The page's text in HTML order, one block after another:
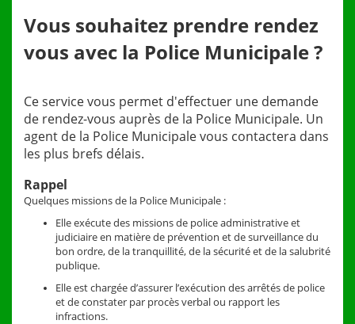
Vous souhaitez prendre rendez
vous avec la Police Municipale ?
Ce service vous permet d'effectuer une demande
de rendez-vous auprès de la Police Municipale. Un
agent de la Police Municipale vous contactera dans
les plus brefs délais.
Rappel
Quelques missions de la Police Municipale :
Elle exécute des missions de police administrative et
judiciaire en matière de prévention et de surveillance du
bon ordre, de la tranquillité, de la sécurité et de la salubrité
publique.
Elle est chargée d’assurer l’exécution des arrêtés de police
et de constater par procès verbal ou rapport les
infractions.